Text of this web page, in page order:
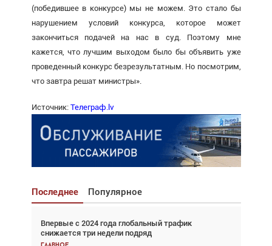
(победившее в конкурсе) мы не можем. Это стало бы
нарушением условий конкурса, которое может
закончиться подачей на нас в суд. Поэтому мне
кажется, что лучшим выходом было бы объявить уже
проведенный конкурс безрезультатным. Но посмотрим,
что завтра решат министры».
Источник: Телеграф.lv
Последнее Популярное
Впервые с 2024 года глобальный трафик
снижается три недели подряд
Взгляд с высоты: тандем вертолётов и БПЛА в
спасательных операциях